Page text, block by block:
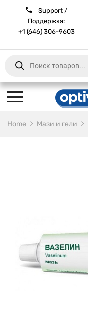
Support /
Поддержка:
+1 (646) 306-9603
Products
search
Home Мази и гели